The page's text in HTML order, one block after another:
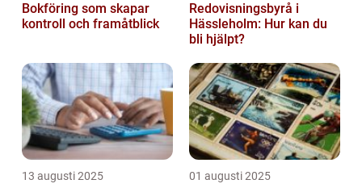
Bokföring som skapar
kontroll och framåtblick
Redovisningsbyrå i
Hässleholm: Hur kan du
bli hjälpt?
13 augusti 2025 01 augusti 2025